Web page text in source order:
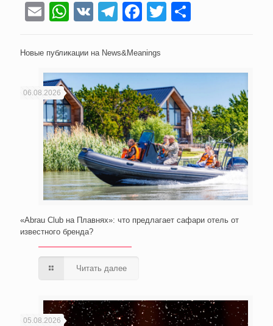
EmailWhatsApp
VK Telegram
Facebook
Twitter
Новые публикации на News&Meanings
06.08.2026
«Abrau Club на Плавнях»: что предлагает сафари отель от
известного бренда?
Читать далее
05.08.2026